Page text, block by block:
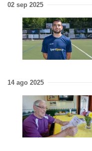
02 sep 2025
14 ago 2025